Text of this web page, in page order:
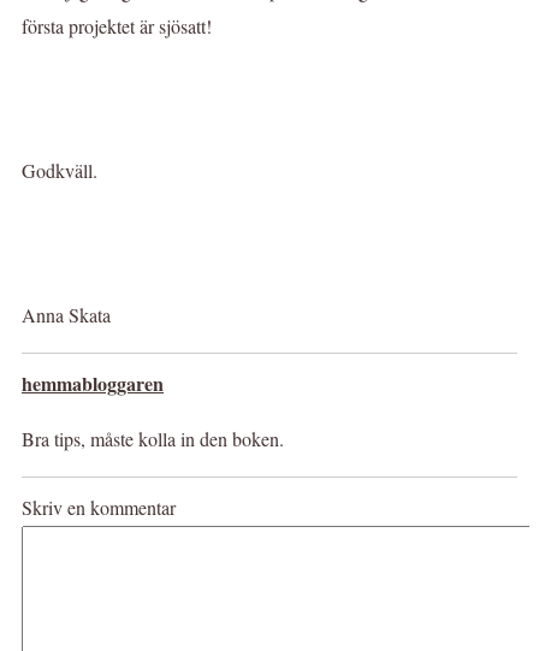
första projektet är sjösatt!
Godkväll.
Anna Skata
hemmabloggaren
Bra tips, måste kolla in den boken.
Skriv en kommentar